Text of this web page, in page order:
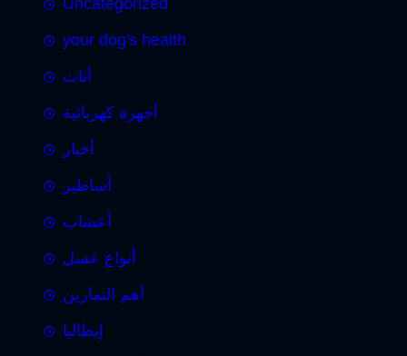
your dog's health
أثاث
أجهزة كهربائية
أخبار
أساطير
أعشاب
أنواع عسل
أهم التمارين
إيطاليا